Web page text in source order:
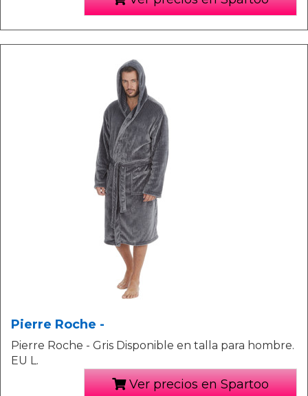
Pierre Roche -
Pierre Roche - Gris Disponible en talla para hombre.
EU L.
Ver precios en Spartoo